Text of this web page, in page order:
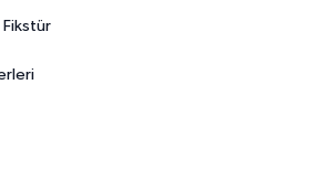
Fikstür